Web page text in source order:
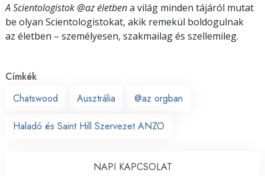
A Scientologistok @az életbena világ minden tájáról mutat
be olyan Scientologistokat, akik remekül boldogulnak
az életben – személyesen, szakmailag és szellemileg.
Címkék
Chatswood
Ausztrália @az orgban
Haladó és Saint Hill Szervezet ANZO
NAPI KAPCSOLAT